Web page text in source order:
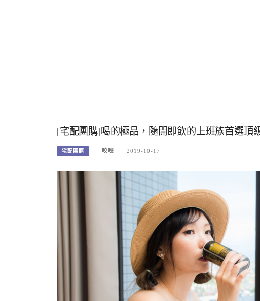
[宅配團購]喝的極品，隨開即飲的上班族首選頂
宅配團購 咬咬 2019-10-17